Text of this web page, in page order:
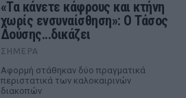
«Τα κάνετε κάφρους και κτήνη
χωρίς ενσυναίσθηση»: Ο Τάσος
Δούσης...δικάζει
ΣΉΜΕΡΑ
Αφορμή στάθηκαν δύο πραγματικά
περιστατικά των καλοκαιρινών
διακοπών